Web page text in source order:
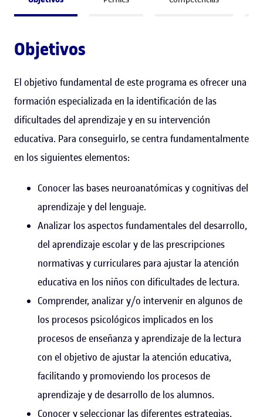
Objetivos
El objetivo fundamental de este programa es ofrecer una
formación especializada en la identificación de las
dificultades del aprendizaje y en su intervención
educativa. Para conseguirlo, se centra fundamentalmente
en los siguientes elementos:
Conocer las bases neuroanatómicas y cognitivas del
aprendizaje y del lenguaje.
Analizar los aspectos fundamentales del desarrollo,
del aprendizaje escolar y de las prescripciones
normativas y curriculares para ajustar la atención
educativa en los niños con dificultades de lectura.
Comprender, analizar y/o intervenir en algunos de
los procesos psicológicos implicados en los
procesos de enseñanza y aprendizaje de la lectura
con el objetivo de ajustar la atención educativa,
facilitando y promoviendo los procesos de
aprendizaje y de desarrollo de los alumnos.
Conocer y seleccionar las diferentes estrategias,